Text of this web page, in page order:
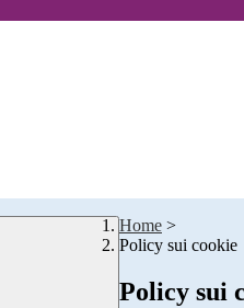
Home >
Policy sui cookie
Policy sui